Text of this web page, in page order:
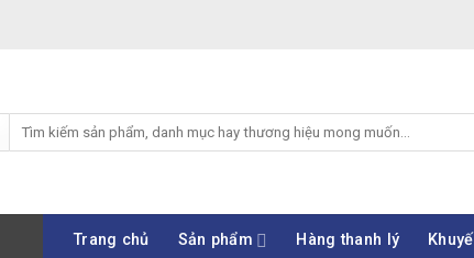
kiếm:
Trang chủ Sản phẩm Hàng thanh lý